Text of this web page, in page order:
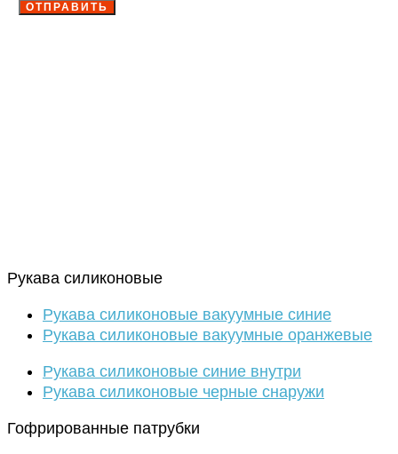
ОТПРАВИТЬ
Рукава силиконовые
Рукава силиконовые вакуумные синие
Рукава силиконовые вакуумные оранжевые
Рукава силиконовые синие внутри
Рукава силиконовые черные снаружи
Гофрированные патрубки